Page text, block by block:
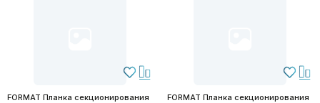
FORMAT Планка секционирования
FORMAT Планка секционирования